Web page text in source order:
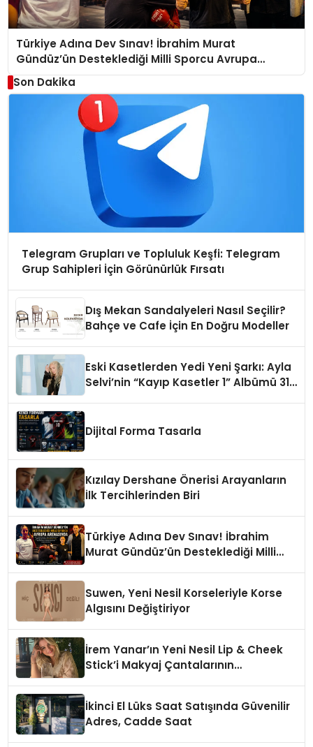
Türkiye Adına Dev Sınav! İbrahim Murat
Gündüz’ün Desteklediği Milli Sporcu Avrupa
Arenasında
Son Dakika
Telegram Grupları ve Topluluk Keşfi: Telegram
Grup Sahipleri İçin Görünürlük Fırsatı
Dış Mekan Sandalyeleri Nasıl Seçilir?
Bahçe ve Cafe İçin En Doğru Modeller
Eski Kasetlerden Yedi Yeni Şarkı: Ayla
Selvi’nin “Kayıp Kasetler 1” Albümü 31
Dijital Forma Tasarla
Kızılay Dershane Önerisi Arayanların
İlk Tercihlerinden Biri
Türkiye Adına Dev Sınav! İbrahim
Murat Gündüz’ün Desteklediği Milli
Suwen, Yeni Nesil Korseleriyle Korse
Algısını Değiştiriyor
İrem Yanar’ın Yeni Nesil Lip & Cheek
Stick’i Makyaj Çantalarının
İkinci El Lüks Saat Satışında Güvenilir
Adres, Cadde Saat